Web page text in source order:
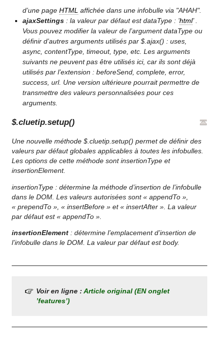
d’une page HTML affichée dans une infobulle via "AHAH".
ajaxSettings: la valeur par défaut estdataType : ’html’
Vous pouvez modifier la valeur de l’argument dataType ou
définir d’autres arguments utilisés par $.ajax() : uses,
async, contentType, timeout, type, etc. Les arguments
suivants ne peuvent pas être utilisés ici, car ils sont déjà
utilisés par l’extension : beforeSend, complete, error,
success, url. Une version ultérieure pourrait permettre de
transmettre des valeurs personnalisées pour ces
arguments.
$.cluetip.setup()
Une nouvelle méthode$.cluetip.setup() permet de définir des
valeurs par défaut globales applicables à toutes les infobulles.
Les options de cette méthode sontinsertionType et
insertionElement.
insertionType : détermine la méthode d’insertion de l’infobulle
dans le DOM. Les valeurs autorisées sont « appendTo »,
« prependTo », « insertBefore » et « insertAfter ». La valeur
par défaut est « appendTo ».
insertionElement : détermine l’emplacement d’insertion de
l’infobulle dans le DOM. La valeur par défaut estbody.
Voir en ligne :Article original (EN onglet
’features’)